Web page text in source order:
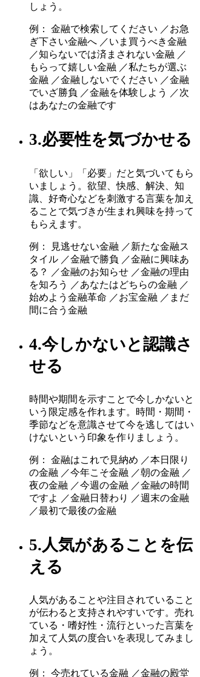
しょう。
例： 金融で検索してください ／お急
ぎ下さい金融へ ／いま買うべき金融
／知らないでは済まされない金融 ／
もらって嬉しい金融 ／私たちが選ぶ
金融 ／金融しないでください ／金融
でいざ勝負 ／金融を体験しよう ／次
はあなたの金融です
3.必要性を気づかせる
「欲しい」「必要」だと気づいてもら
いましょう。欲望、快感、解決、知
識、好奇心などを刺激する言葉を加え
ることで気づきが生まれ興味を持って
もらえます。
例： 見逃せない金融 ／新たな金融ス
タイル ／金融で勝負 ／金融に興味あ
る？ ／金融のお知らせ ／金融の理由
を知ろう ／あなたはどちらの金融 ／
始めよう金融革命 ／お宝金融 ／まだ
間に合う金融
4.今しかないと認識さ
せる
時間や期間を示すことで今しかないと
いう限定感を作れます。時間・期間・
季節などを意識させて今を逃してはい
けないという印象を作りましょう。
例： 金融はこれで見納め ／本日限り
の金融 ／今年こそ金融 ／朝の金融 ／
夜の金融 ／今週の金融 ／金融の時間
ですよ ／金融日替わり ／週末の金融
／最初で最後の金融
5.人気があることを伝
える
人気があることや注目されていること
が伝わると支持されやすいです。売れ
ている・嗜好性・流行といった言葉を
加えて人気の度合いを表現してみまし
ょう。
例： 今売れている金融 ／金融の殿堂